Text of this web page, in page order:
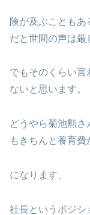
険が及ぶことも
だと世間の声は厳
でもそのくらい
ないと思います。
どうやら菊池勲
もきちんと養育
になります、
社長というポジシ